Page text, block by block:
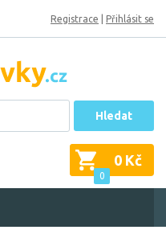
Registrace Přihlásit se
Hledat
0
0 Kč